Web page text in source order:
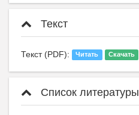
Текст
Текст (PDF): Читать Скачать
Список литературы